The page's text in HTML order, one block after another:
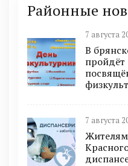
Районные
7 августа
В
7 августа